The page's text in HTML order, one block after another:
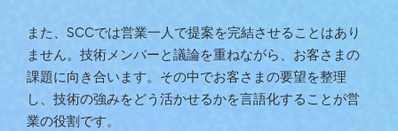
また、SCCでは営業一人で提案を完結させることはあり
ません。技術メンバーと議論を重ねながら、お客さまの
課題に向き合います。その中でお客さまの要望を整理
し、技術の強みをどう活かせるかを言語化することが営
業の役割です。